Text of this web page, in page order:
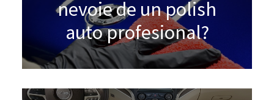
nevoie de un polish
auto profesional?